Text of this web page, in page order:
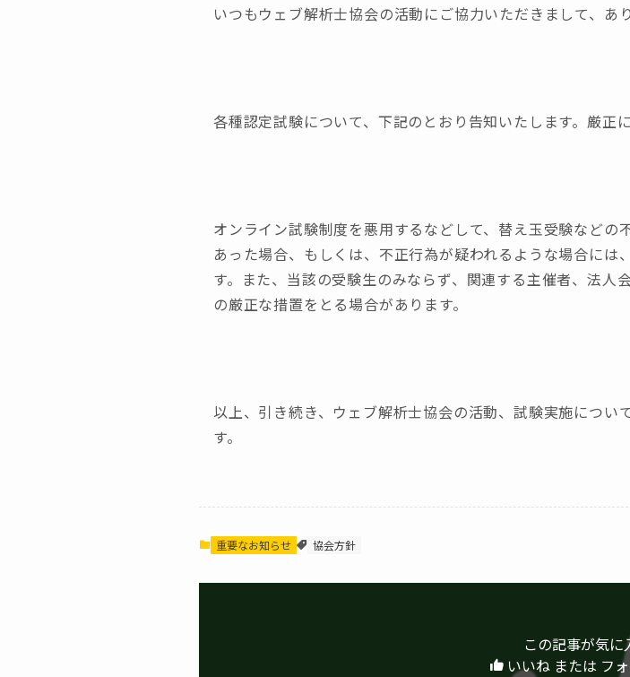
いつもウェブ解析士協会の活動にご協力いただきまして、あ
各種認定試験について、下記のとおり告知いたします。厳正
オンライン試験制度を悪用するなどして、替え玉受験など
あった場合、もしくは、不正行為が疑われるような場合に
す。また、当該の受験生のみならず、関連する主催者、法
の厳正な措置をとる場合があります。
以上、引き続き、ウェブ解析士協会の活動、試験実施につい
す。
重要なお知らせ 協会方針
この記事が気に
いいね または フ